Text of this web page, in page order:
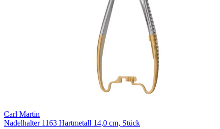
Carl Martin
Nadelhalter 1163 Hartmetall 14,0 cm, Stück